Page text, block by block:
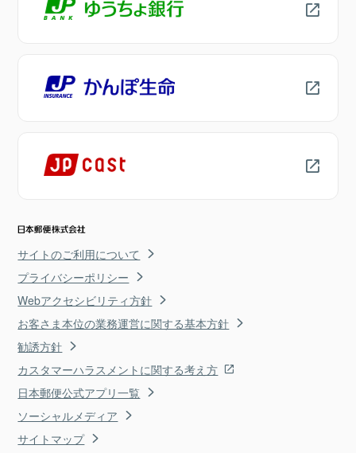
サイトのご利用について
プライバシーポリシー
Webアクセシビリティ方針
お客さま本位の業務運営に関する基本方針
勧誘方針
カスタマーハラスメントに関する考え方
日本郵便公式アプリ一覧
ソーシャルメディア
サイトマップ